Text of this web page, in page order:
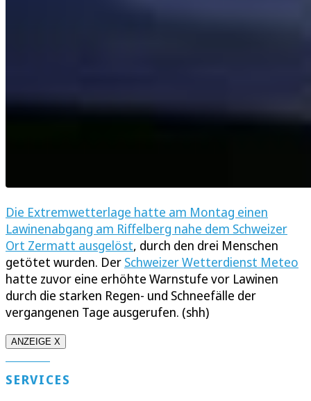
Die Extremwetterlage hatte am Montag einen
Lawinenabgang am Riffelberg nahe dem Schweizer
Ort Zermatt ausgelöst, durch den drei Menschen
getötet wurden. Der Schweizer Wetterdienst Meteo
hatte zuvor eine erhöhte Warnstufe vor Lawinen
durch die starken Regen- und Schneefälle der
vergangenen Tage ausgerufen. (shh)
ANZEIGE X
SERVICES